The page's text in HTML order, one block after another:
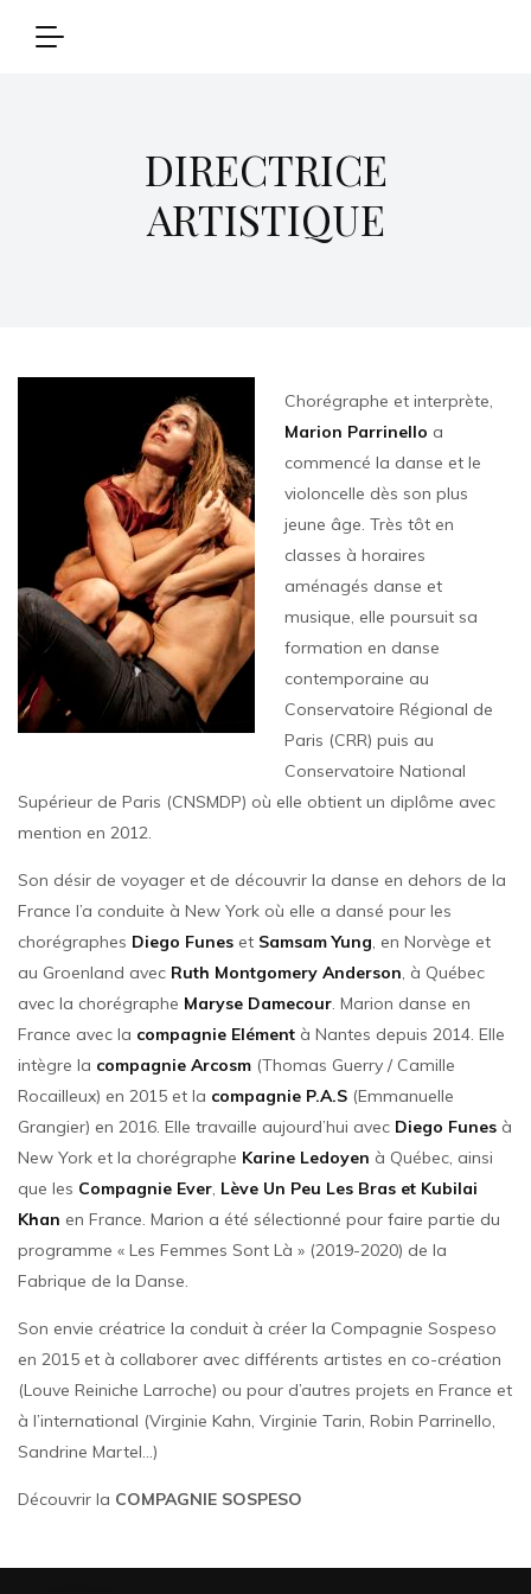
DIRECTRICE
ARTISTIQUE
Chorégraphe et interprète,
Marion Parrinello a
commencé la danse et le
violoncelle dès son plus
jeune âge. Très tôt en
classes à horaires
aménagés danse et
musique, elle poursuit sa
formation en danse
contemporaine au
Conservatoire Régional de
Paris (CRR) puis au
Conservatoire National
Supérieur de Paris (CNSMDP) où elle obtient un diplôme avec
mention en 2012.
Son désir de voyager et de découvrir la danse en dehors de la
France l’a conduite à New York où elle a dansé pour les
chorégraphes Diego Funes et Samsam Yung, en Norvège et
au Groenland avec Ruth Montgomery Anderson, à Québec
avec la chorégraphe Maryse Damecour. Marion danse en
France avec la compagnie Elément à Nantes depuis 2014. Elle
intègre la compagnie Arcosm (Thomas Guerry / Camille
Rocailleux) en 2015 et la compagnie P.A.S (Emmanuelle
Grangier) en 2016. Elle travaille aujourd’hui avec Diego Funes à
New York et la chorégraphe Karine Ledoyen à Québec, ainsi
que les Compagnie Ever, Lève Un Peu Les Bras et Kubilai
Khan en France. Marion a été sélectionné pour faire partie du
programme « Les Femmes Sont Là » (2019-2020) de la
Fabrique de la Danse.
Son envie créatrice la conduit à créer la Compagnie Sospeso
en 2015 et à collaborer avec différents artistes en co-création
(Louve Reiniche Larroche) ou pour d’autres projets en France et
à l’international (Virginie Kahn, Virginie Tarin, Robin Parrinello,
Sandrine Martel…)
Découvrir la COMPAGNIE SOSPESO